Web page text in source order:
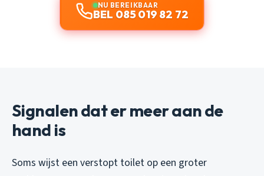
NU BEREIKBAAR
BEL 085 019 82 72
Signalen dat er meer aan de
hand is
Soms wijst een verstopt toilet op een groter